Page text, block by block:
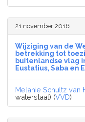
21 november 2016
Wijziging van de
betrekking tot
buitenlandse vlag
Eustatius, Saba en
Melanie Schultz van
waterstaat) (VVD)